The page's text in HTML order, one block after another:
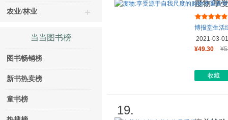
农业/林业
当当图书榜
图书畅销榜
新书热卖榜
童书榜
度物:享
生活意
博报堂生活
2021-03-01
¥49.30
收藏
19.